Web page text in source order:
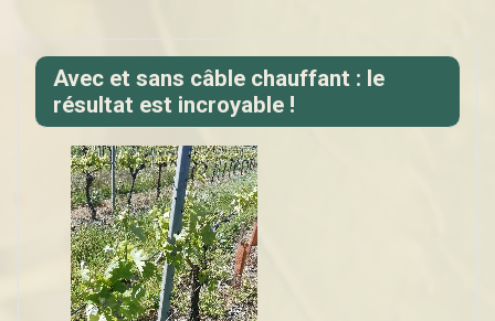
Avec et sans câble chauffant : le
résultat est incroyable !